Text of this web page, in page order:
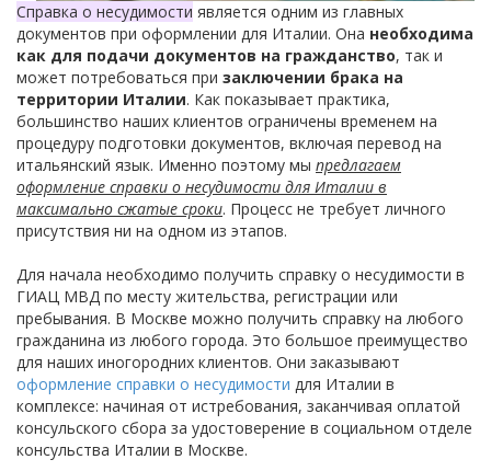
Справка о несудимости является одним из главных
документов при оформлении для Италии. Она необходима
как для подачи документов на гражданство, так и
может потребоваться при заключении брака на
территории Италии. Как показывает практика,
большинство наших клиентов ограничены временем на
процедуру подготовки документов, включая перевод на
итальянский язык. Именно поэтому мы предлагаем
оформление справки о несудимости для Италии в
максимально сжатые сроки. Процесс не требует личного
присутствия ни на одном из этапов.
Для начала необходимо получить справку о несудимости в
ГИАЦ МВД по месту жительства, регистрации или
пребывания. В Москве можно получить справку на любого
гражданина из любого города. Это большое преимущество
для наших иногородних клиентов. Они заказывают
оформление справки о несудимости для Италии в
комплексе: начиная от истребования, заканчивая оплатой
консульского сбора за удостоверение в социальном отделе
консульства Италии в Москве.